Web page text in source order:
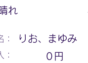
晴れ
： りお、まゆみ
0 円